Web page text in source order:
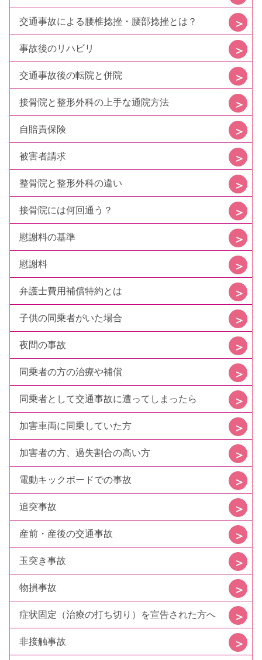
交通事故による腰椎捻挫・腰部捻挫とは？
事故後のリハビリ
交通事故後の転院と併院
接骨院と整形外科の上手な通院方法
自賠責保険
被害者請求
整骨院と整形外科の違い
接骨院には何回通う？
慰謝料の基準
慰謝料
弁護士費用補償特約とは
子供の同乗者がいた場合
夜間の事故
同乗者の方の治療や補償
同乗者として交通事故に遭ってしまったら
加害車両に同乗していた方
加害者の方、過失割合の高い方
電動キックボードでの事故
追突事故
産前・産後の交通事故
玉突き事故
物損事故
症状固定（治療の打ち切り）を宣告された方へ
非接触事故